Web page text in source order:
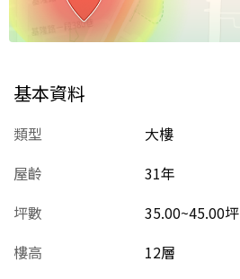
基本資料
類型
大樓
屋齡
31年
坪數
35.00~45.00坪
樓高
12層